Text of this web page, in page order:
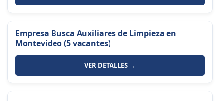
Empresa Busca Auxiliares de Limpieza en
Montevideo (5 vacantes)
VER DETALLES →